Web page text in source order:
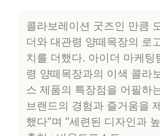
콜라보레이션 굿즈인 만큼
더와 대관령 양떼목장의 로
치를 더했다. 아이더 마케팅
령 양떼목장과의 이색 콜라
스 제품의 특장점을 어필하
브랜드의 경험과 즐거움을
했다”며 “세련된 디자인과